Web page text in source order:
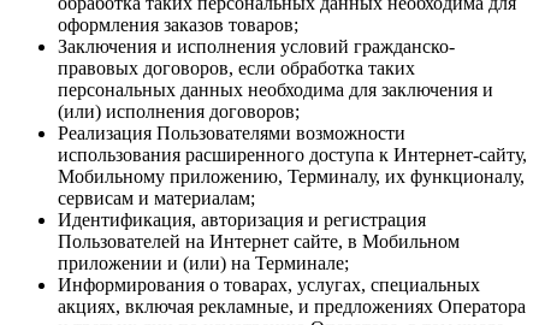
оформления заказов товаров;
Заключения и исполнения условий гражданско-
правовых договоров, если обработка таких
персональных данных необходима для заключения и
(или) исполнения договоров;
Реализация Пользователями возможности
использования расширенного доступа к Интернет-сайту,
Мобильному приложению, Терминалу, их функционалу,
сервисам и материалам;
Идентификация, авторизация и регистрация
Пользователей на Интернет сайте, в Мобильном
приложении и (или) на Терминале;
Информирования о товарах, услугах, специальных
акциях, включая рекламные, и предложениях Оператора